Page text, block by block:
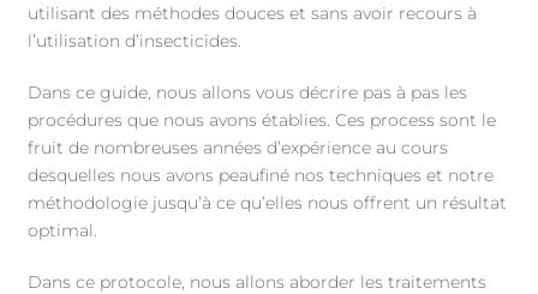
utilisant des méthodes douces et sans avoir recours à
l’utilisation d’insecticides.
Dans ce guide, nous allons vous décrire pas à pas les
procédures que nous avons établies. Ces process sont le
fruit de nombreuses années d’expérience au cours
desquelles nous avons peaufiné nos techniques et notre
méthodologie jusqu’à ce qu’elles nous offrent un résultat
optimal.
Dans ce protocole, nous allons aborder les traitements